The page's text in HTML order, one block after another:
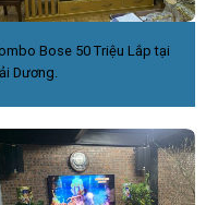
Bose 50 Triệu Lắp tại
Dương.